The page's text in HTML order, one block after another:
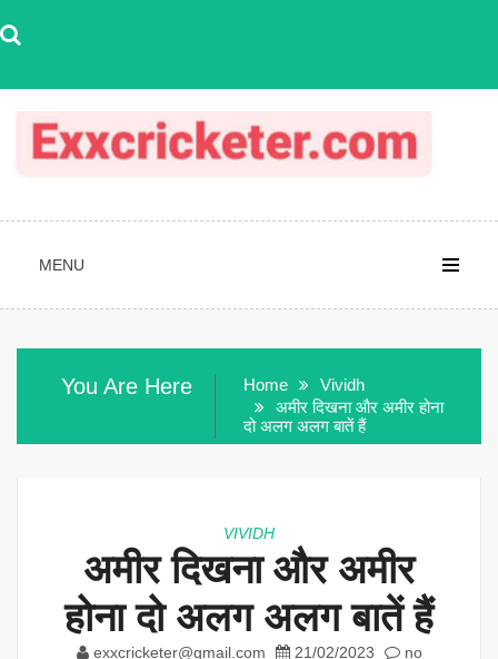
to
MENU
You Are Here Home
Vividh
अमीर दिखना और अमीर होना
दो अलग अलग बातें हैं
VIVIDH
अमीर दिखना और अमीर
होना दो अलग अलग बातें हैं
exxcricketer@gmail.com 21/02/2023
no